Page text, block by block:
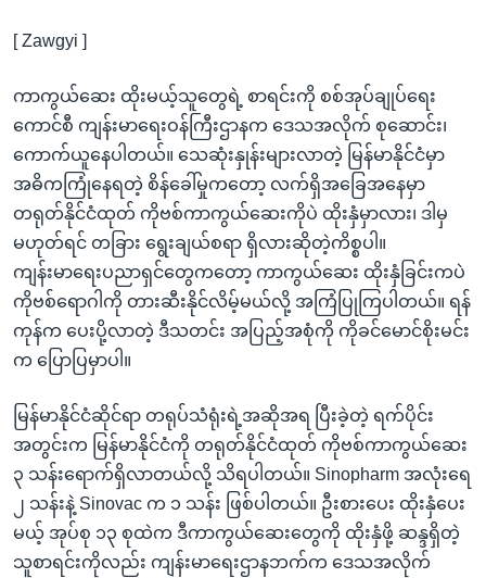
နေရာ
ကျော်
ရန်
[ Zawgyi ]
ကာကွယ်ဆေး ထိုးမယ့်သူတွေရဲ့ စာရင်းကို စစ်အုပ်ချုပ်ရေး
ကောင်စီ ကျန်းမာရေးဝန်ကြီးဌာနက ဒေသအလိုက် စုဆောင်း၊
ကောက်ယူနေပါတယ်။ သေဆုံးနှုန်းများလာတဲ့ မြန်မာနိုင်ငံမှာ
အဓိကကြုံနေရတဲ့ စိန်ခေါ်မှုကတော့ လက်ရှိအခြေအနေမှာ
တရုတ်နိုင်ငံထုတ် ကိုဗစ်ကာကွယ်ဆေးကိုပဲ ထိုးနှံမှာလား၊ ဒါမှ
မဟုတ်ရင် တခြား ‌ရွေးချယ်စရာ ရှိလားဆိုတဲ့ကိစ္စပါ။
ကျန်းမာရေးပညာရှင်တွေကတော့ ကာကွယ်ဆေး ထိုးနှံခြင်းကပဲ
ကိုဗစ်ရောဂါကို တားဆီးနိုင်လိမ့်မယ်လို့ အကြံပြုကြပါတယ်။ ရန်
ကုန်က ပေးပို့လာတဲ့ ဒီသတင်း အပြည့်အစုံကို ကိုခင်မောင်စိုးမင်း
က ပြောပြမှာပါ။
မြန်မာနိုင်ငံဆိုင်ရာ တရုပ်သံရုံးရဲ့အဆိုအရ ပြီးခဲ့တဲ့ ရက်ပိုင်း
အတွင်းက မြန်မာနိုင်ငံကို တရုတ်နိုင်ငံထုတ် ကိုဗစ်ကာကွယ်ဆေး
၃ သန်းရောက်ရှိလာတယ်လို့ သိရပါတယ်။ Sinopharm အလုံးရေ
၂ သန်းနဲ့ Sinovac က ၁ သန်း ဖြစ်ပါတယ်။ ဦးစားပေး ထိုးနှံပေး
မယ့် အုပ်စု ၁၃ စုထဲက ဒီကာကွယ်ဆေးတွေကို ထိုးနှံဖို့ ဆန္ဒရှိတဲ့
သူစာရင်းကိုလည်း ကျန်းမာရေးဌာနဘက်က ဒေသအလိုက်